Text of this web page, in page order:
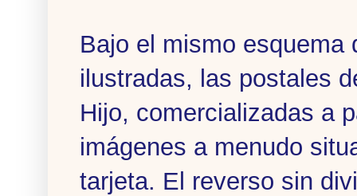
Bajo el mismo esquema
ilustradas, las postales
Hijo, comercializadas a
imágenes a menudo
tarjeta. El reverso sin